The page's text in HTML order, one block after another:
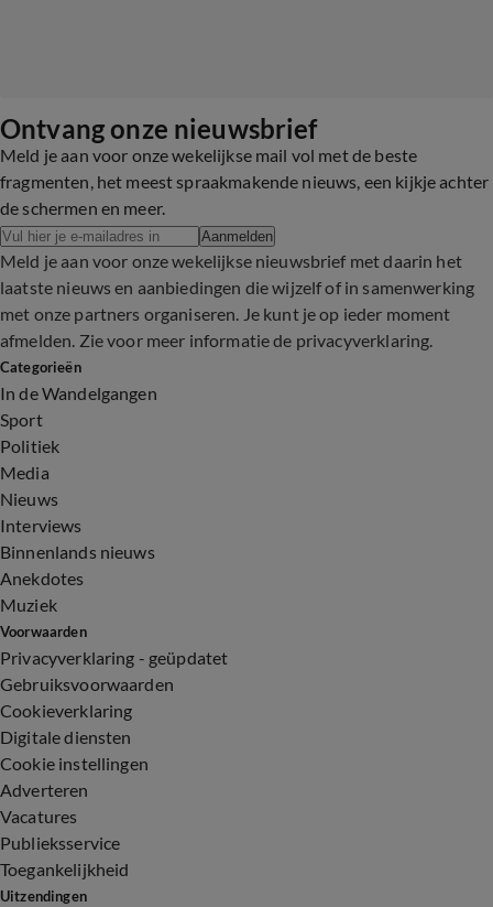
Ontvang onze nieuwsbrief
Meld je aan voor onze wekelijkse mail vol met de beste
fragmenten, het meest spraakmakende nieuws, een kijkje achter
de schermen en meer.
Aanmelden
Meld je aan voor onze wekelijkse nieuwsbrief met daarin het
laatste nieuws en aanbiedingen die wijzelf of in samenwerking
met onze partners organiseren. Je kunt je op ieder moment
afmelden. Zie voor meer informatie de privacyverklaring.
Categorieën
In de Wandelgangen
Sport
Politiek
Media
Nieuws
Interviews
Binnenlands nieuws
Anekdotes
Muziek
Voorwaarden
Privacyverklaring - geüpdatet
Gebruiksvoorwaarden
Cookieverklaring
Digitale diensten
Cookie instellingen
Adverteren
Vacatures
Publieksservice
Toegankelijkheid
Uitzendingen